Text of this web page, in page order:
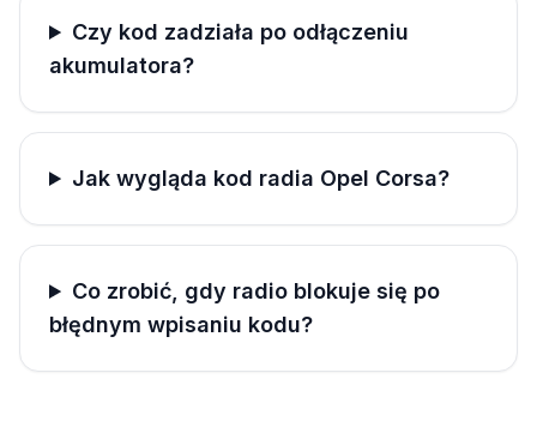
Czy kod zadziała po odłączeniu
akumulatora?
Jak wygląda kod radia Opel Corsa?
Co zrobić, gdy radio blokuje się po
błędnym wpisaniu kodu?